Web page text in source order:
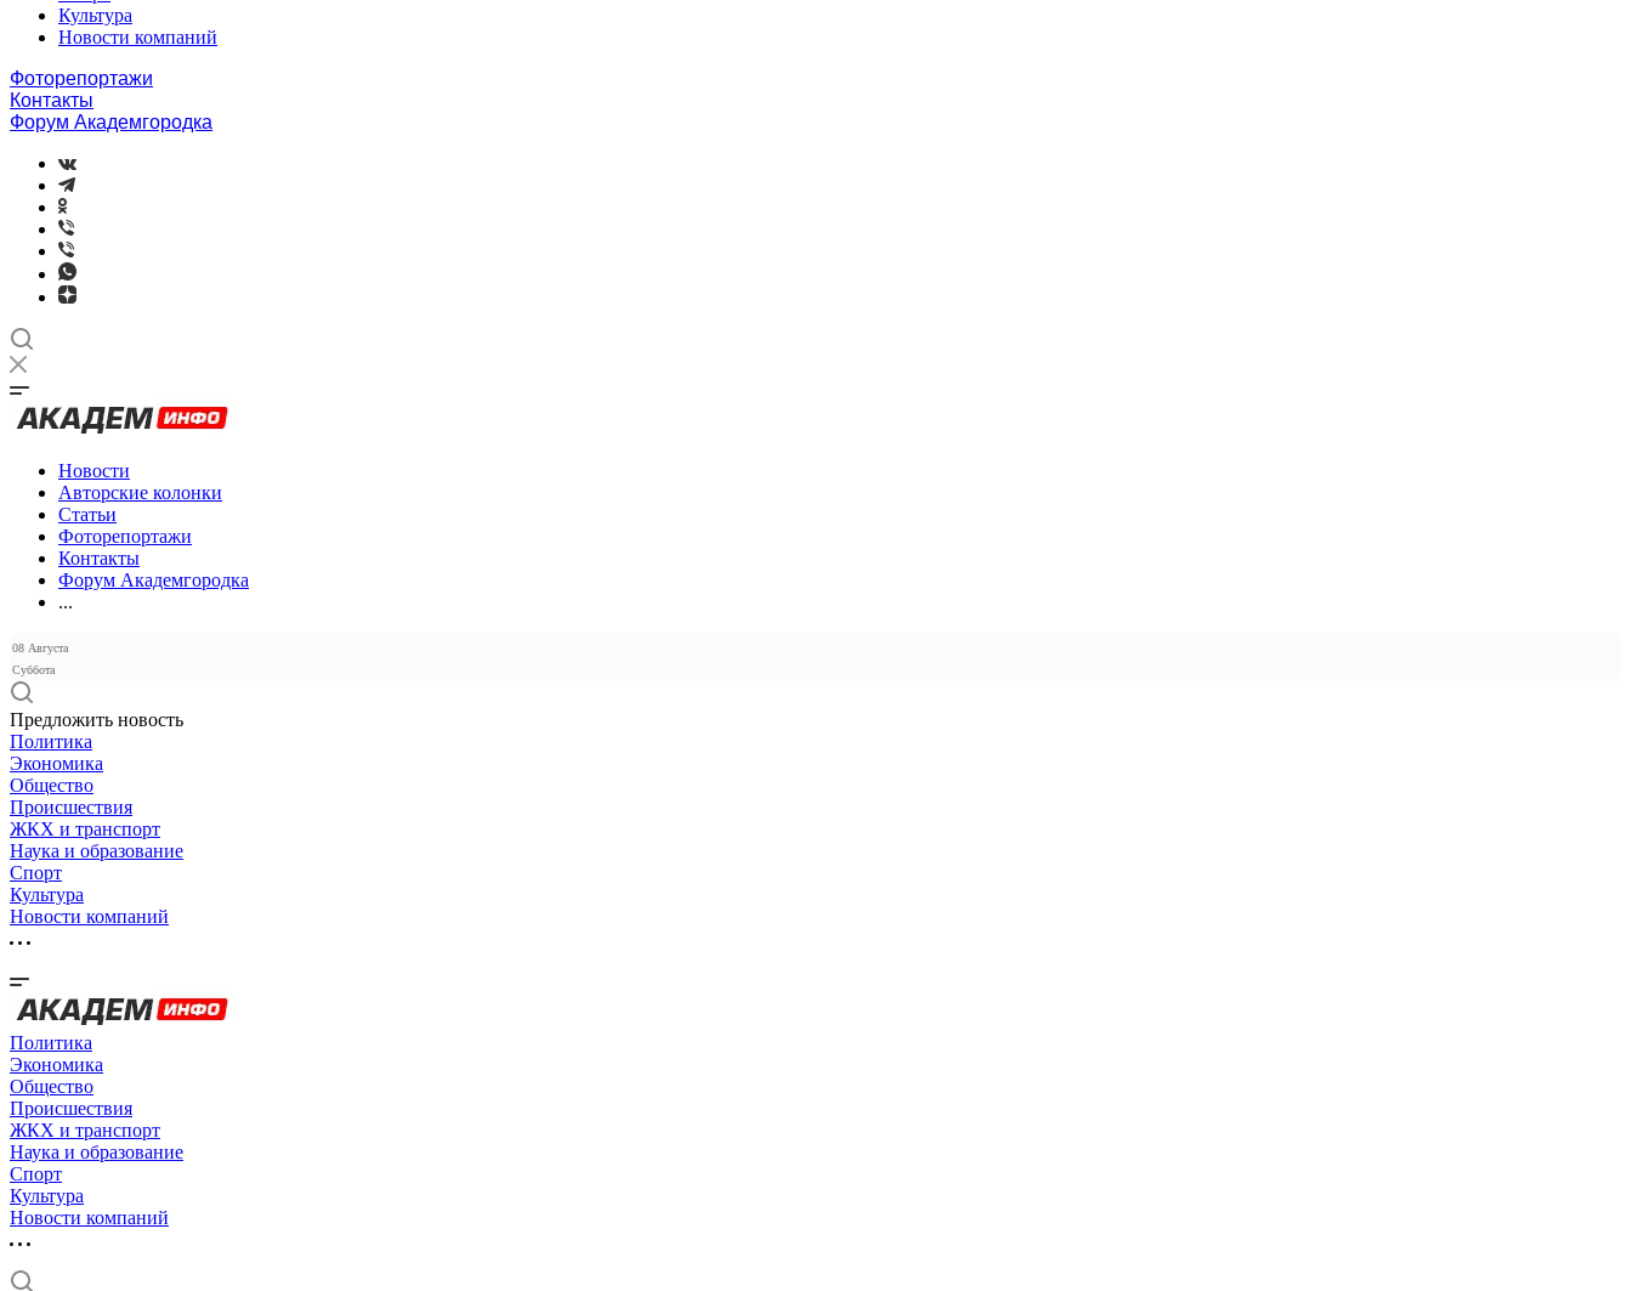
Культура
Новости компаний
Фоторепортажи
Контакты
Форум Академгородка
Новости
Авторские колонки
Статьи
Фоторепортажи
Контакты
Форум Академгородка
...
08 Августа
Суббота
Предложить новость
Политика
Экономика
Общество
Происшествия
ЖКХ и транспорт
Наука и образование
Спорт
Культура
Новости компаний
Политика
Экономика
Общество
Происшествия
ЖКХ и транспорт
Наука и образование
Спорт
Культура
Новости компаний